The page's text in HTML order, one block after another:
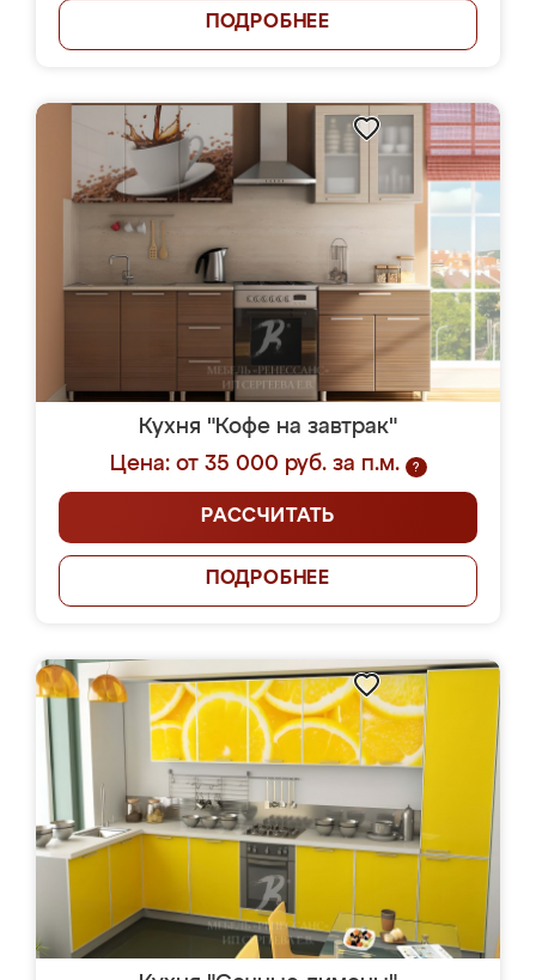
ПОДРОБНЕЕ
Кухня "Кофе на завтрак"
Цена: от 35 000 руб. за п.м.
?
РАССЧИТАТЬ
ПОДРОБНЕЕ